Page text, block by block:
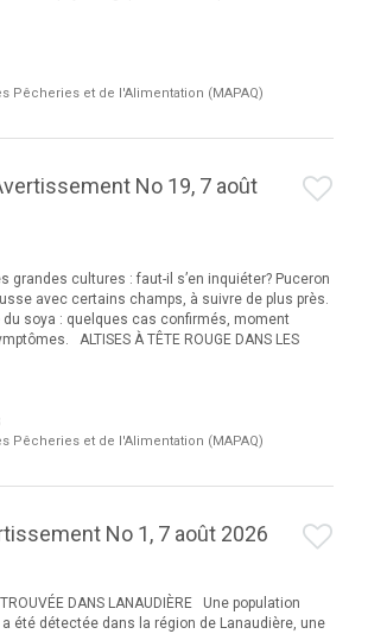
Pêcheries et de l'Alimentation (MAPAQ)
No 19, 7 août
grandes cultures : faut-il s’en inquiéter? Puceron
avec certains champs, à suivre de plus près.
soya : quelques cas confirmés, moment
ALTISES À TÊTE ROUGE DANS LES
Pêcheries et de l'Alimentation (MAPAQ)
No 1, 7 août 2026
DANS LANAUDIÈRE Une population
été détectée dans la région de Lanaudière, une